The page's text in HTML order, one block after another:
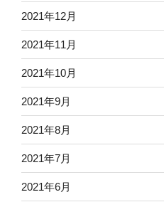
2021年12月
2021年11月
2021年10月
2021年9月
2021年8月
2021年7月
2021年6月